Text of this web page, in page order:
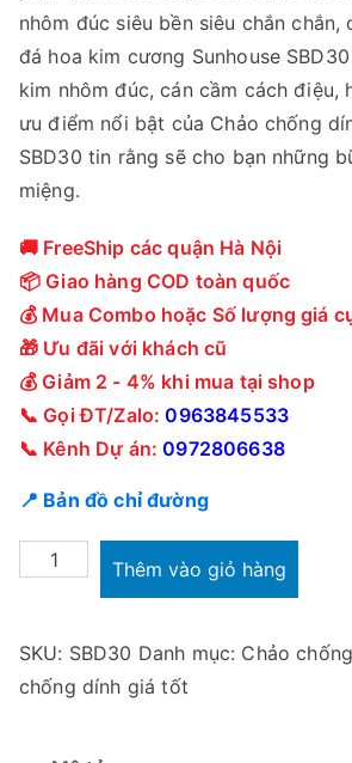
nhôm đúc siêu bền siêu chắn chắn,
đá hoa kim cương Sunhouse
kim nhôm đúc, cán cầm cách điệu,
ưu điểm nổi bật của Chảo chống
SBD30 tin rằng sẽ cho bạn những
miệng.
🚚 FreeShip các quận Hà Nội
📦 Giao hàng COD toàn quốc
💰 Mua Combo hoặc Số lượng giá
🎁 Ưu đãi với khách cũ
💰 Giảm 2 - 4% khi mua tại shop
📞 Gọi ĐT/Zalo:0963845533
📞 Kênh Dự án:0972806638
📍 Bản đồ chỉ đường
Chảo
đá
hoa
cương
Thêm vào giỏ hàng
SKU: SBD30 Danh mục: Chảo
chống dính giá tốt